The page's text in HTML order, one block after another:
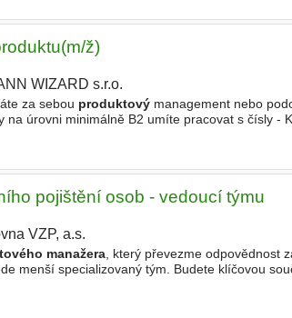
ž)
WIZARD s.r.o.
za sebou produktovýmanagement nebo
úrovni minimálně B2 umíte pracovat s čísly -
pojištění osob - vedoucí týmu
VZP, a.s.
manažera, který převezme odpovědnost
menší specializovaný tým. Budete klíčovou